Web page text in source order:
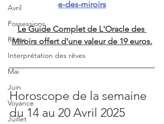
Avril
Possessions
Rêves
Interprétation des rêves
Mai
Juin
Voyance
Juillet
e-des-miroirs
Le Guide Complet de L'Oracle des
Miroirs offert d'une valeur de 19 euros.
Horoscope de la semaine
du 14 au 20 Avril 2025